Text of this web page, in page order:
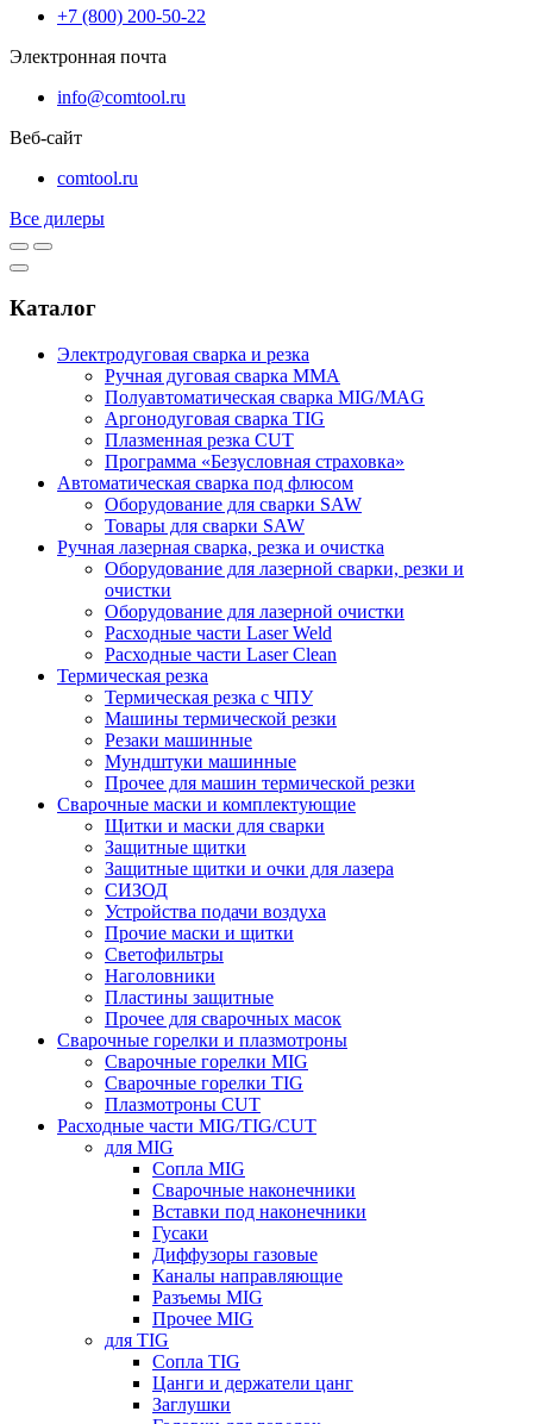
+7 (800) 200-50-22
Электронная почта
info@comtool.ru
Веб-сайт
comtool.ru
Все дилеры
Каталог
Электродуговая сварка и резка
Ручная дуговая сварка MMA
Полуавтоматическая сварка MIG/MAG
Аргонодуговая сварка TIG
Плазменная резка CUT
Программа «Безусловная страховка»
Автоматическая сварка под флюсом
Оборудование для сварки SAW
Товары для сварки SAW
Ручная лазерная сварка, резка и очистка
Оборудование для лазерной сварки, резки и
очистки
Оборудование для лазерной очистки
Расходные части Laser Weld
Расходные части Laser Clean
Термическая резка
Термическая резка с ЧПУ
Машины термической резки
Резаки машинные
Мундштуки машинные
Прочее для машин термической резки
Сварочные маски и комплектующие
Щитки и маски для сварки
Защитные щитки
Защитные щитки и очки для лазера
СИЗОД
Устройства подачи воздуха
Прочие маски и щитки
Светофильтры
Наголовники
Пластины защитные
Прочее для сварочных масок
Сварочные горелки и плазмотроны
Сварочные горелки MIG
Сварочные горелки TIG
Плазмотроны CUT
Расходные части MIG/TIG/CUT
для MIG
Сопла MIG
Сварочные наконечники
Вставки под наконечники
Гусаки
Диффузоры газовые
Каналы направляющие
Разъемы MIG
Прочее MIG
для TIG
Сопла TIG
Цанги и держатели цанг
Заглушки